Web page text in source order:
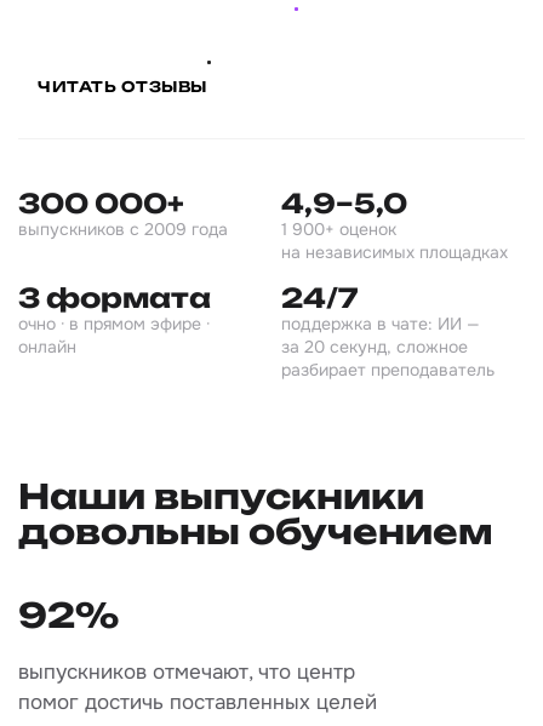
ЧИТАТЬ ОТЗЫВЫ
300 000+
выпускников с 2009 года
4,9–5,0
1 900+ оценок
на независимых площадках
3 формата
очно · в прямом эфире ·
онлайн
24/7
поддержка в чате: ИИ —
за 20 секунд, сложное
разбирает преподаватель
Наши выпускники
довольны обучением
92%
выпускников отмечают, что центр
помог достичь поставленных целей